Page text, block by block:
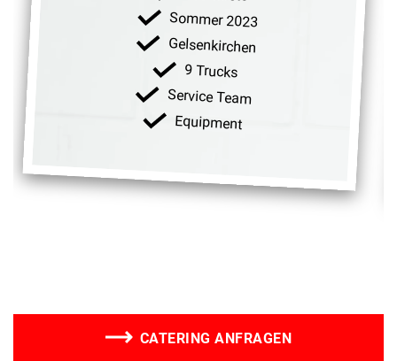
Sommer 2023
Gelsenkirchen
9 Trucks
Service Team
Equipment
CATERING ANFRAGEN